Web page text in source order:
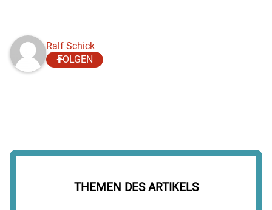
THEMEN DES ARTIKELS
Ralf Schick
FOLGEN